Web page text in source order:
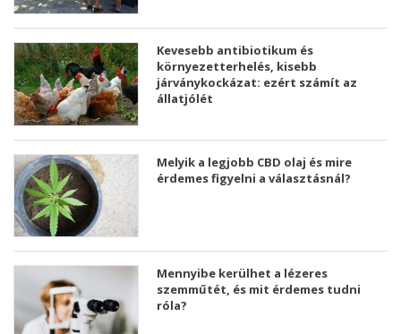
Kevesebb antibiotikum és
környezetterhelés, kisebb
járványkockázat: ezért számít az
állatjólét
Melyik a legjobb CBD olaj és mire
érdemes figyelni a választásnál?
Mennyibe kerülhet a lézeres
szemműtét, és mit érdemes tudni
róla?